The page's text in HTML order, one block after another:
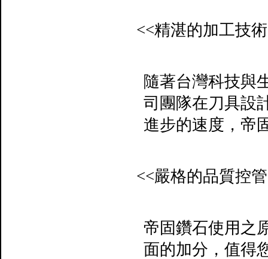
<<精湛的加工技術
隨著台灣科技與
司團隊在刀具設
進步的速度，帝
<<嚴格的品質控管
帝固鑽石使用之
面的加分，值得